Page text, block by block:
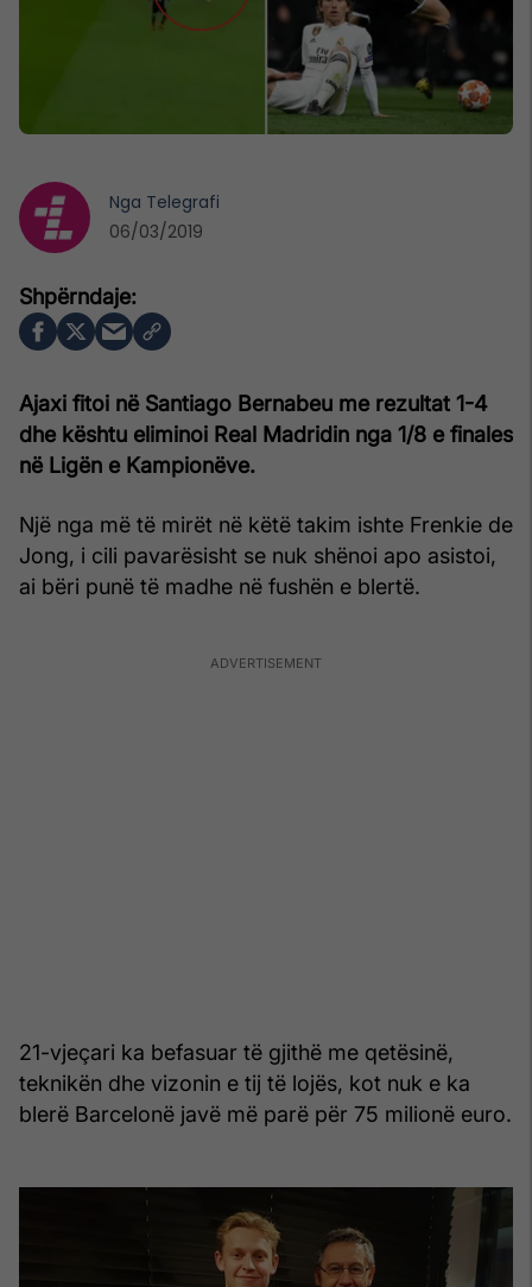
Ajaxi fitoi në Santiago Bernabeu me rezultat 1-4
dhe kështu eliminoi Real Madridin nga 1/8 e finales
në Ligën e Kampionëve.
Një nga më të mirët në këtë takim ishte Frenkie de
Jong, i cili pavarësisht se nuk shënoi apo asistoi,
ai bëri punë të madhe në fushën e blertë.
21-vjeçari ka befasuar të gjithë me qetësinë,
teknikën dhe vizonin e tij të lojës, kot nuk e ka
blerë Barcelonë javë më parë për 75 milionë euro.
Nga Telegrafi
06/03/2019